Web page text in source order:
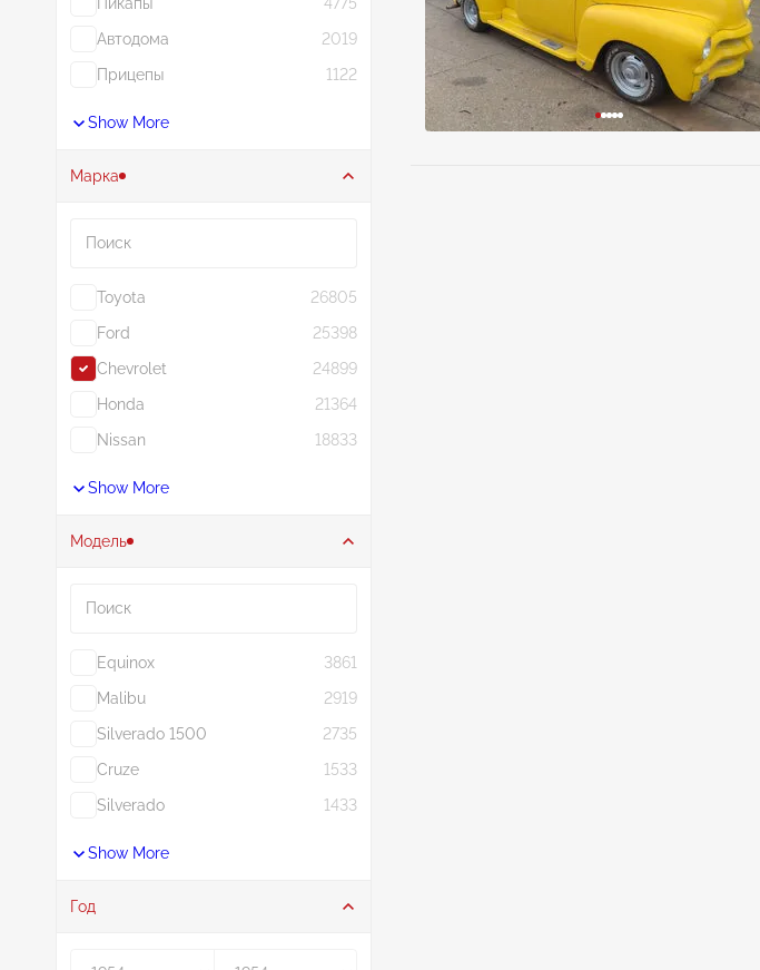
Автодома
2019
Прицепы
1122
Show More
Марка
Toyota
26805
Ford
25398
Chevrolet
24899
Honda
21364
Nissan
18833
Show More
Модель
Equinox
3861
Malibu
2919
Silverado 1500
2735
Cruze
1533
Silverado
1433
Show More
Год